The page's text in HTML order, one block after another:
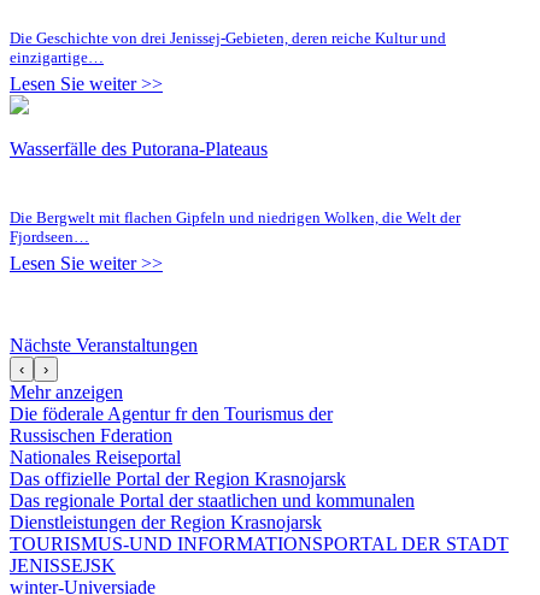
Die Geschichte von drei Jenissej-Gebieten, deren reiche Kultur und
einzigartige…
Lesen Sie weiter >>
Wasserfälle des Putorana-Plateaus
Die Bergwelt mit flachen Gipfeln und niedrigen Wolken, die Welt der
Fjordseen…
Lesen Sie weiter >>
Nächste Veranstaltungen
‹ ›
Mehr anzeigen
Die föderale Agentur fr den Tourismus der
Russischen Fderation
Nationales Reiseportal
Das offizielle Portal der Region Krasnojarsk
Das regionale Portal der staatlichen und kommunalen
Dienstleistungen der Region Krasnojarsk
TOURISMUS-UND INFORMATIONSPORTAL DER STADT
JENISSEJSK
winter-Universiade